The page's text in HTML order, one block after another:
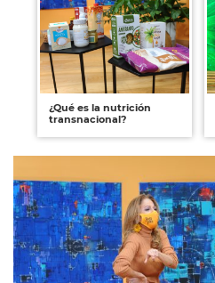
¿Qué es la nutrición
transnacional?